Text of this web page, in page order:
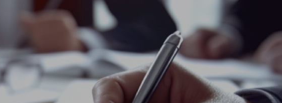
【中途】技術職（経験者向け）
【中途/新卒】技術職（未経験者向け）
【中途/新卒】総合職（営業）